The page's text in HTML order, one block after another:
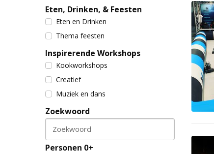
Eten, Drinken, & Feesten
Eten en Drinken
Thema feesten
Inspirerende Workshops
Kookworkshops
Creatief
Muziek en dans
Zoekwoord
Zoekwoord
Personen 0+